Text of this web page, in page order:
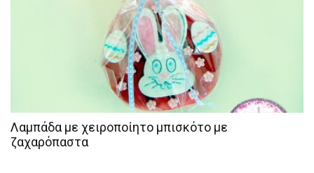
Λαμπάδα με χειροποίητο μπισκότο με
ζαχαρόπαστα